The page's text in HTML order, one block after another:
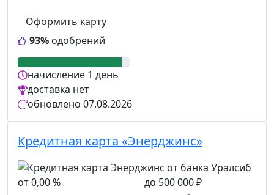
93% одобрений
Оформить карту
начисление 1 день
доставка нет
обновлено 07.08.2026
Кредитная карта «Энерджинс»
от 0,00 % до 500 000 ₽